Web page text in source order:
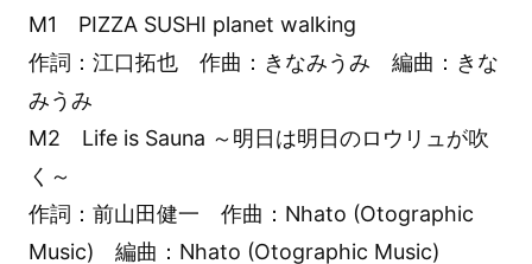
M1 PIZZA SUSHI planet walking
作詞：江口拓也 作曲：きなみうみ 編曲：きな
みうみ
M2 Life is Sauna ～明日は明日のロウリュが吹
く～
作詞：前山田健一 作曲：Nhato (Otographic
Music) 編曲：Nhato (Otographic Music)